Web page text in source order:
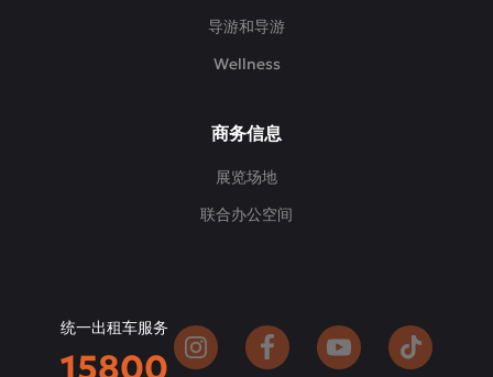
导游和导游
Wellness
商务信息
展览场地
联合办公空间
统一出租车服务
15800